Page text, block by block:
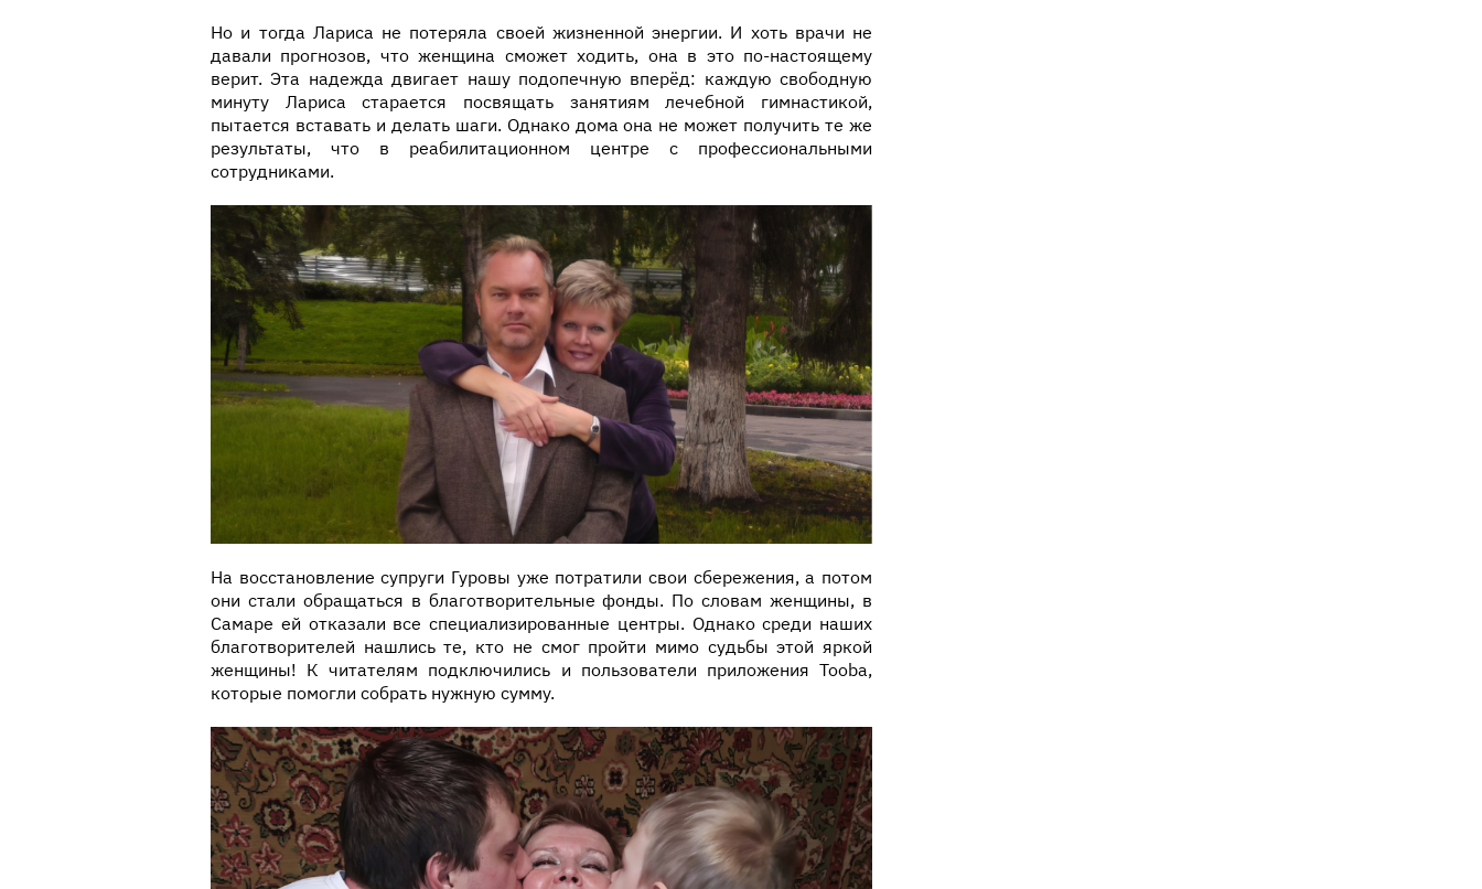
Но и тогда Лариса не потеряла своей жизненной энергии. И хоть врачи не
давали прогнозов, что женщина сможет ходить, она в это по-настоящему
верит. Эта надежда двигает нашу подопечную вперёд: каждую свободную
минуту Лариса старается посвящать занятиям лечебной гимнастикой,
пытается вставать и делать шаги. Однако дома она не может получить те же
результаты, что в реабилитационном центре с профессиональными
сотрудниками.
На восстановление супруги Гуровы уже потратили свои сбережения, а потом
они стали обращаться в благотворительные фонды. По словам женщины, в
Самаре ей отказали все специализированные центры. Однако среди наших
благотворителей нашлись те, кто не смог пройти мимо судьбы этой яркой
женщины! К читателям подключились и пользователи приложения Tooba,
которые помогли собрать нужную сумму.